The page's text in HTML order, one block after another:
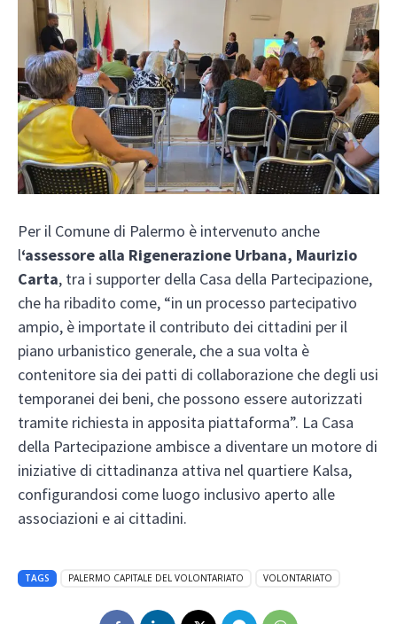
Per il Comune di Palermo è intervenuto anche
l‘assessore alla Rigenerazione Urbana, Maurizio
Carta, tra i supporter della Casa della Partecipazione,
che ha ribadito come, “in un processo partecipativo
ampio, è importate il contributo dei cittadini per il
piano urbanistico generale, che a sua volta è
contenitore sia dei patti di collaborazione che degli usi
temporanei dei beni, che possono essere autorizzati
tramite richiesta in apposita piattaforma”. La Casa
della Partecipazione ambisce a diventare un motore di
iniziative di cittadinanza attiva nel quartiere Kalsa,
configurandosi come luogo inclusivo aperto alle
associazioni e ai cittadini.
TAGS PALERMO CAPITALE DEL VOLONTARIATO VOLONTARIATO